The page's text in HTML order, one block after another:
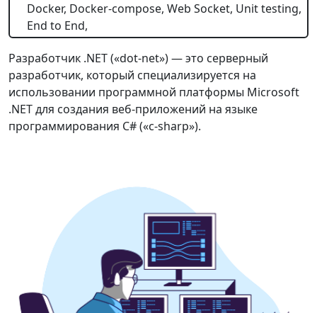
Docker, Docker-compose, Web Socket, Unit testing,
End to End,
Разработчик .NET («dot-net») — это серверный
разработчик, который специализируется на
использовании программной платформы Microsoft
.NET для создания веб-приложений на языке
программирования C# («c-sharp»).